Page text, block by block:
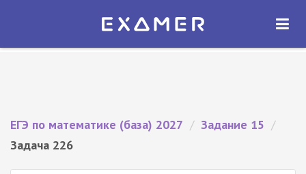
Экзамер — ЕГЭ 2027
ОТКРЫТЬ
ЕГЭ по математике (база) 2027 / Задание 15 /
Задача 226